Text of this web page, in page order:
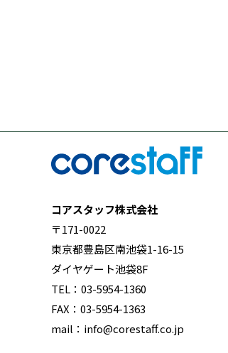
コアスタッフ株式会社
〒171-0022
東京都豊島区南池袋1-16-15
ダイヤゲート池袋8F
TEL：03-5954-1360
FAX：03-5954-1363
mail：info@corestaff.co.jp